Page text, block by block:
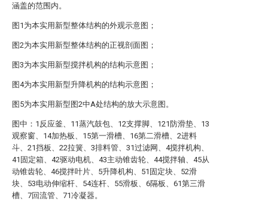
涵盖的范围内。
图1为本实用新型整体结构的外观示意图；
图2为本实用新型整体结构的正视剖面图；
图3为本实用新型搅拌机构的结构示意图；
图4为本实用新型升降机构的结构示意图；
图5为本实用新型图2中A处结构的放大示意图。
图中：1反应釜、11蒸汽鼓包、12支撑脚、121防滑垫、13
观察窗、14加热板、15第一滑槽、16第二滑槽、2进料
斗、21挡板、22拉簧、3排料管、31过滤网、4搅拌机构、
41固定箱、42驱动电机、43主动锥齿轮、44搅拌轴、45从
动锥齿轮、46搅拌叶片、5升降机构、51固定块、52滑
块、53电动伸缩杆、54连杆、55滑板、6隔板、61第三滑
槽、7回流管、71冷凝器。